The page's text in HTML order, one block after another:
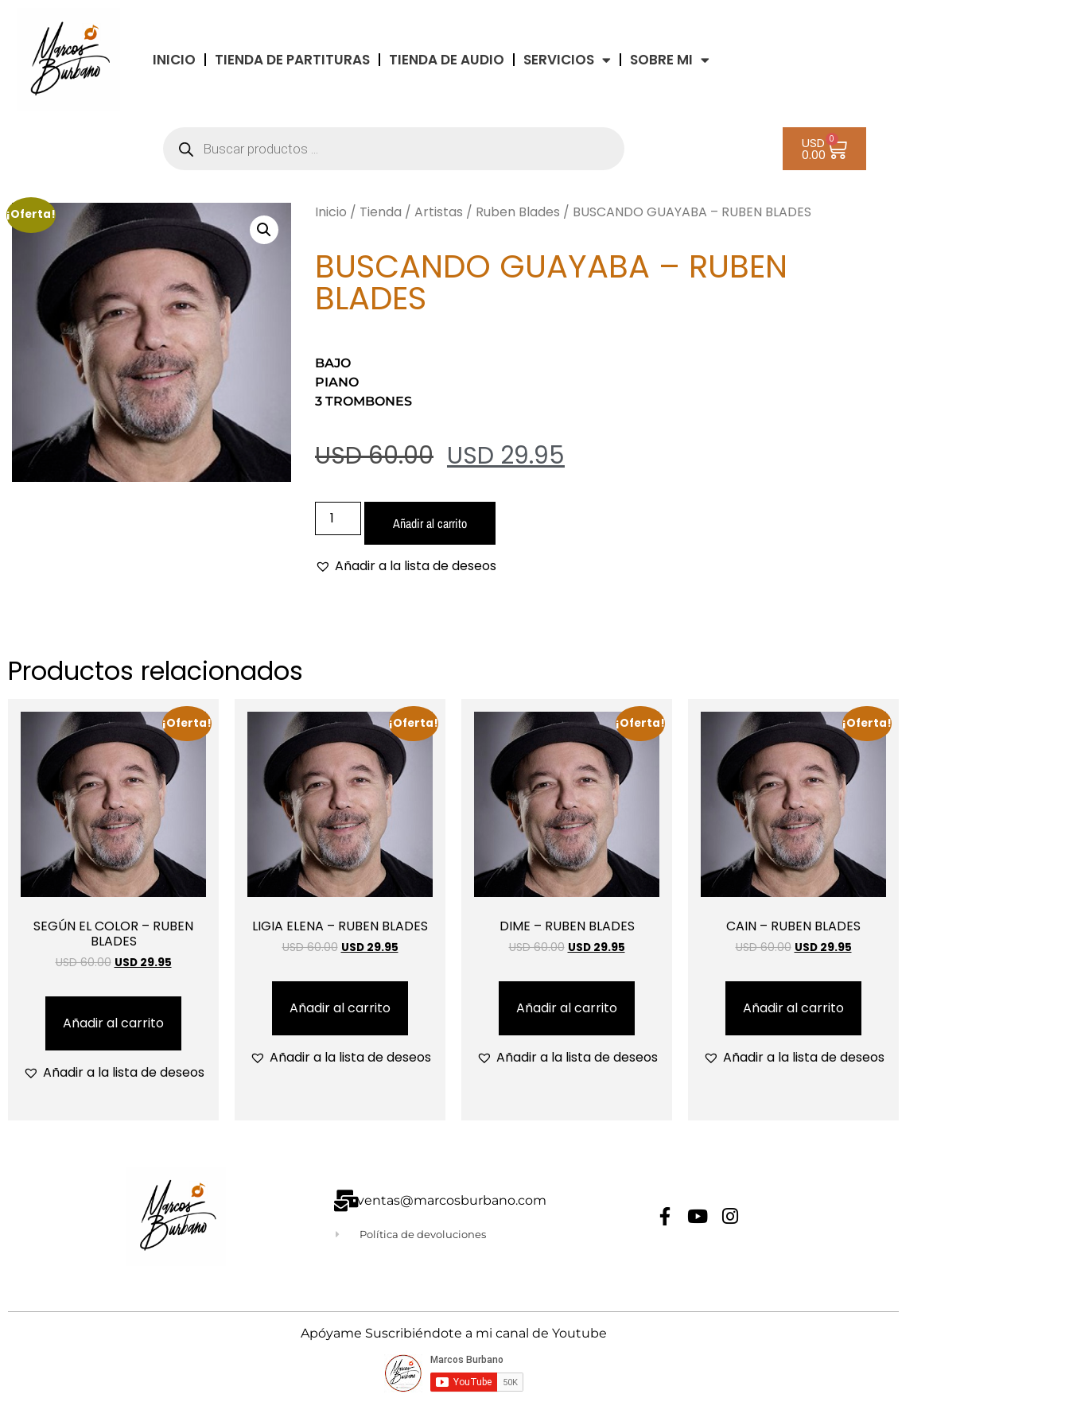
INICIO TIENDA DE PARTITURAS TIENDA DE AUDIO SERVICIOS SOBRE MI
USD
0.00
0
¡Oferta! Inicio / Tienda / Artistas / Ruben Blades / BUSCANDO GUAYABA – RUBEN BLADES
BUSCANDO GUAYABA – RUBEN
BLADES
BAJO
PIANO
3 TROMBONES
USD 60.00 USD 29.95
Añadir al carrito
Añadir a la lista de deseos
Productos relacionados
¡Oferta!
SEGÚN EL COLOR – RUBEN
BLADES
USD 60.00 USD 29.95
Añadir al carrito
Añadir a la lista de deseos
¡Oferta!
LIGIA ELENA – RUBEN BLADES
USD 60.00 USD 29.95
Añadir al carrito
Añadir a la lista de deseos
¡Oferta!
DIME – RUBEN BLADES
USD 60.00 USD 29.95
Añadir al carrito
Añadir a la lista de deseos
¡Oferta!
CAIN – RUBEN BLADES
USD 60.00 USD 29.95
Añadir al carrito
Añadir a la lista de deseos
ventas@marcosburbano.com
Política de devoluciones
Apóyame Suscribiéndote a mi canal de Youtube